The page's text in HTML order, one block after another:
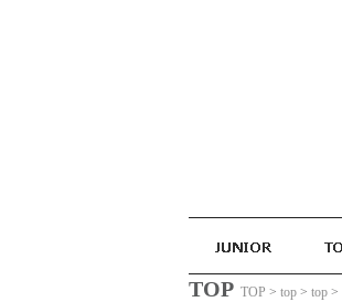
TOP TOP > top > top >